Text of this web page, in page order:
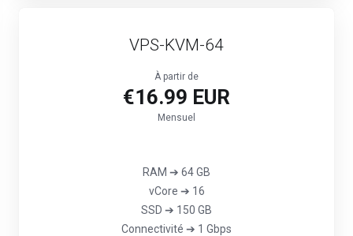
VPS-KVM-64
À partir de
€16.99 EUR
Mensuel
RAM ➔ 64 GB
vCore ➔ 16
SSD ➔ 150 GB
Connectivité ➔ 1 Gbps